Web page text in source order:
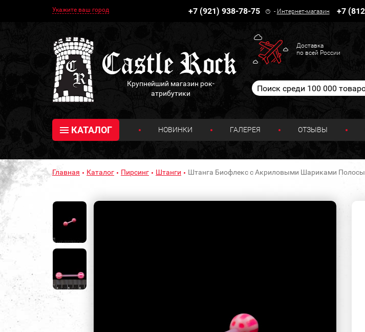
Укажите ваш город +7 (921) 938-78-75 - Интернет-магазин +7
Крупнейший магазин рок-
атрибутики
Доставка
по всей России
КАТАЛОГ НОВИНКИ ГАЛЕРЕЯ ОТЗЫВЫ
Главная Каталог Пирсинг Штанги Штанга Биофлекс с Акриловыми Шариками Полосы